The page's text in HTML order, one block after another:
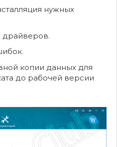
нужных
драйверов.
копии данных для
до рабочей версии